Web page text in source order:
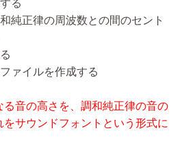
る
純正律の周波数との間のセント
ァイルを作成する
る音の高さを、調和純正律の音の
サウンドフォントという形式に